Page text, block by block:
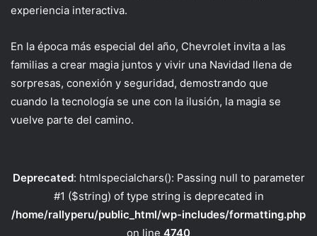
experiencia interactiva.
En la época más especial del año, Chevrolet invita a las
familias a crear magia juntos y vivir una Navidad llena de
sorpresas, conexión y seguridad, demostrando que
cuando la tecnología se une con la ilusión, la magia se
vuelve parte del camino.
Deprecated: htmlspecialchars(): Passing null to parameter
#1 ($string) of type string is deprecated in
/home/rallyperu/public_html/wp-includes/formatting.php
on line 4740